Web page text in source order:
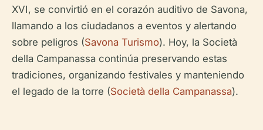
XVI, se convirtió en el corazón auditivo de Savona,
llamando a los ciudadanos a eventos y alertando
sobre peligros (Savona Turismo). Hoy, la Società
della Campanassa continúa preservando estas
tradiciones, organizando festivales y manteniendo
el legado de la torre (Società della Campanassa).